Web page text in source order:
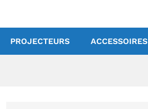
PROJECTEURS ACCESSOIRES